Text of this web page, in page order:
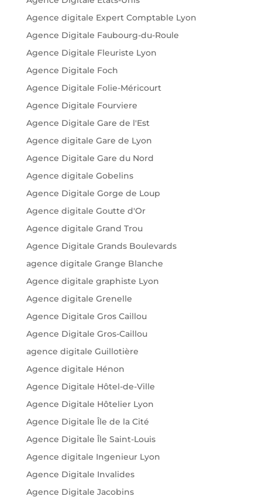
Agence digitale Expert Comptable Lyon
Agence Digitale Faubourg-du-Roule
Agence Digitale Fleuriste Lyon
Agence Digitale Foch
Agence Digitale Folie-Méricourt
Agence Digitale Fourviere
Agence Digitale Gare de l'Est
Agence digitale Gare de Lyon
Agence Digitale Gare du Nord
Agence digitale Gobelins
Agence Digitale Gorge de Loup
Agence digitale Goutte d'Or
Agence digitale Grand Trou
Agence Digitale Grands Boulevards
agence digitale Grange Blanche
Agence digitale graphiste Lyon
Agence digitale Grenelle
Agence Digitale Gros Caillou
Agence Digitale Gros-Caillou
agence digitale Guillotière
Agence digitale Hénon
Agence Digitale Hôtel-de-Ville
Agence Digitale Hôtelier Lyon
Agence Digitale Île de la Cité
Agence Digitale Île Saint-Louis
Agence digitale Ingenieur Lyon
Agence Digitale Invalides
Agence Digitale Jacobins